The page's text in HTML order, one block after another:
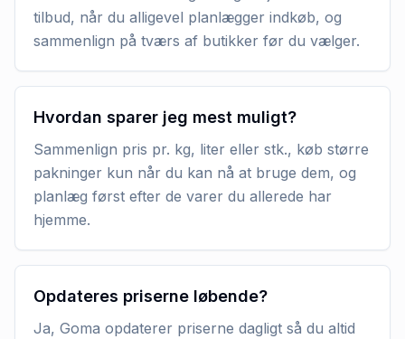
tilbud, når du alligevel planlægger indkøb, og
sammenlign på tværs af butikker før du vælger.
Hvordan sparer jeg mest muligt?
Sammenlign pris pr. kg, liter eller stk., køb større
pakninger kun når du kan nå at bruge dem, og
planlæg først efter de varer du allerede har
hjemme.
Opdateres priserne løbende?
Ja, Goma opdaterer priserne dagligt så du altid